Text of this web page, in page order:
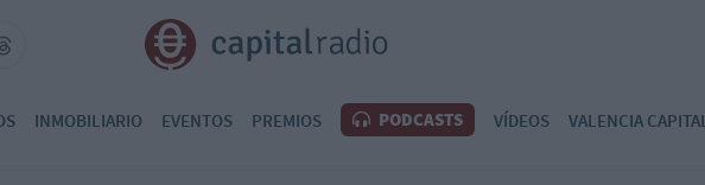
INMOBILIARIO EVENTOS PREMIOS PODCASTS VÍDEOS VALENCIA CAPITAL